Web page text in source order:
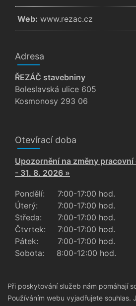
Web: www.rezac.cz
Adresa
ŘEZÁČ stavebniny
Boleslavská ulice 605
Kosmonosy 293 06
Otevírací doba
Upozornění na změny pracovní
- 31. 8. 2026 »
Pondělí:
Úterý:
Středa:
Čtvrtek:
Pátek:
Sobota:
7:00-17:00 hod.
7:00-17:00 hod.
7:00-17:00 hod.
7:00-17:00 hod.
7:00-17:00 hod.
8:00-12:00 hod.
Při poskytování služeb nám pomáhají
Používáním webu vyjadřujete souhlas.